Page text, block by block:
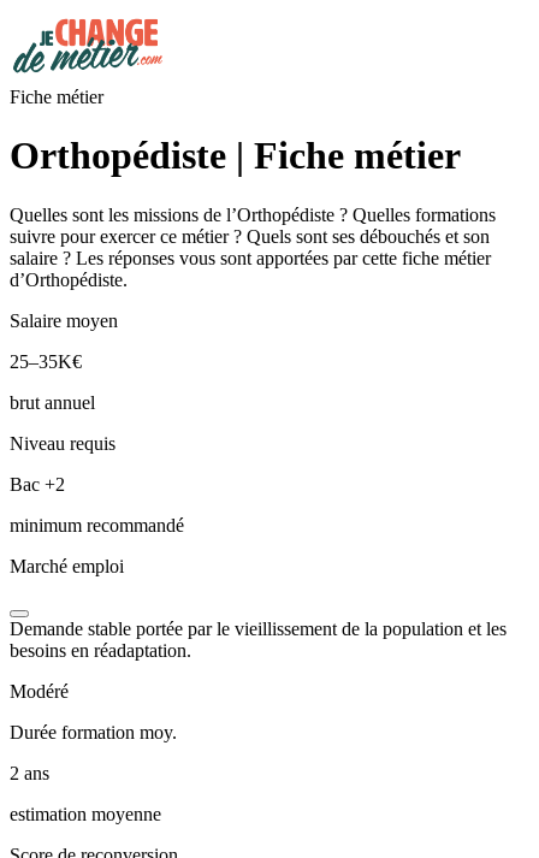
Fiche métier
Orthopédiste | Fiche métier
Quelles sont les missions de l’Orthopédiste ? Quelles formations
suivre pour exercer ce métier ? Quels sont ses débouchés et son
salaire ? Les réponses vous sont apportées par cette fiche métier
d’Orthopédiste.
Salaire moyen
25–35K€
brut annuel
Niveau requis
Bac +2
minimum recommandé
Marché emploi
Demande stable portée par le vieillissement de la population et les
besoins en réadaptation.
Modéré
Durée formation moy.
2 ans
estimation moyenne